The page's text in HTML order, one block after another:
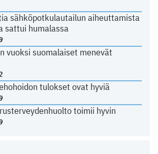
sähköpotkulautailun aiheuttamista
sattui humalassa
vuoksi suomalaiset menevät
tulokset ovat hyviä
toimii hyvin